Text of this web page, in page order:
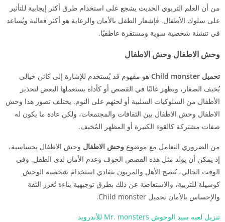
من أن العلم التربوي الحديث يشجع على استخدام طرق أكثر إيجابية للتأثير
على سلوك الأطفال. فإشعار الطفل بالأمان والرعاية هو أكثر فعالية ويُساعد
في تنشئة شخصية سوية ومستقرة عاطفيًا.
وحش الاطفال وحش الاطفال
تحميل Child monster
هو مفهوم قد يُستخدم للإشارة إلى كائن خيالي
يُخيف الصغار، ويظهر غالبًا في القصص أو كأداة يستعملها البعض لتحذير
الأطفال من السلوكيات السلبية أو لحثهم على النوم. يختلف تصور هذا وحش
الاطفال وحش الاطفال بين الثقافات والمجتمعات، ولكن عادة ما يكون له
صفات مشتركة كالقوة الكبيرة أو المظهر المُخيف.
من الضروري التعامل مع موضوع وحش الاطفال وحش الاطفال بحساسية،
إذ يمكن أن يولد مثل هذه القصص الخوف وعدم الأمان لدى الطفل. وفي
الوقت الحالي، يُنصح الأهل والمربون بتفادي استخدام شخصية الوحش
كوسيلة للتربية، والاستعاضة عن ذلك بطرق توجيهية بناءة تُعزز الثقة
والإحساس بالأمان تحميل Child monster.
تنزيل لعبه سيد الوحوش Mr. monsters للأندرويد